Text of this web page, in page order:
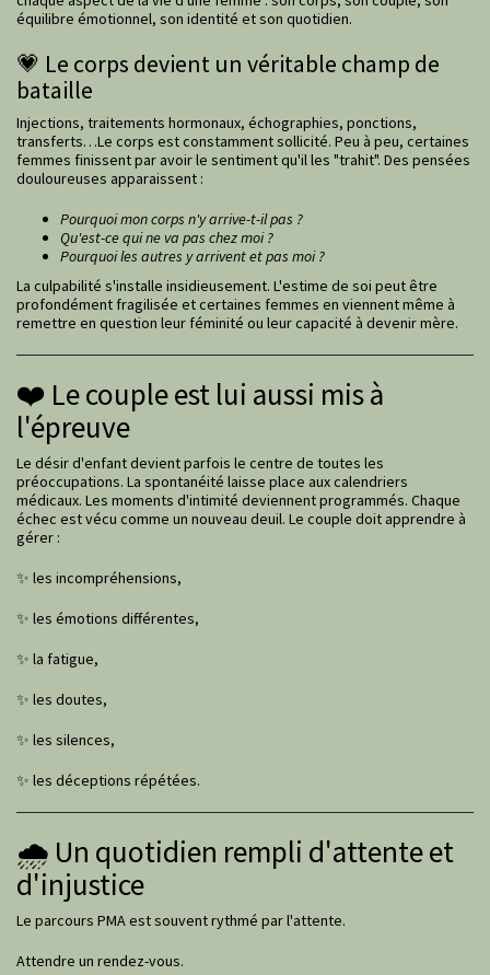
équilibre émotionnel, son identité et son quotidien.
💗 Le corps devient un véritable champ de
bataille
Injections, traitements hormonaux, échographies, ponctions,
transferts…Le corps est constamment sollicité. Peu à peu, certaines
femmes finissent par avoir le sentiment qu'il les "trahit". Des pensées
douloureuses apparaissent :
Pourquoi mon corps n'y arrive-t-il pas ?
Qu'est-ce qui ne va pas chez moi ?
Pourquoi les autres y arrivent et pas moi ?
La culpabilité s'installe insidieusement. L'estime de soi peut être
profondément fragilisée et certaines femmes en viennent même à
remettre en question leur féminité ou leur capacité à devenir mère.
❤️ Le couple est lui aussi mis à
l'épreuve
Le désir d'enfant devient parfois le centre de toutes les
préoccupations. La spontanéité laisse place aux calendriers
médicaux. Les moments d'intimité deviennent programmés. Chaque
échec est vécu comme un nouveau deuil. Le couple doit apprendre à
gérer :
✨ les incompréhensions,
✨ les émotions différentes,
✨ la fatigue,
✨ les doutes,
✨ les silences,
✨ les déceptions répétées.
🌧️ Un quotidien rempli d'attente et
d'injustice
Le parcours PMA est souvent rythmé par l'attente.
Attendre un rendez-vous.